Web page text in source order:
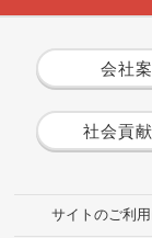
会社
社会貢
サイトのご利